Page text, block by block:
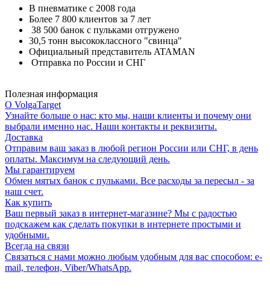
В пневматике с 2008 года
Более 7 800 клиентов за 7 лет
38 500 банок с пульками отгружено
30,5 тонн высококлассного "свинца"
Официальный представитель ATAMAN
Отправка по России и СНГ
Полезная информация
О VolgaTarget
Узнайте больше о нас: кто мы, наши клиенты и почему они
выбрали именно нас. Наши контакты и реквизиты.
Доставка
Отправим ваш заказ в любой регион России или СНГ, в день
оплаты. Максимум на следующий день.
Мы гарантируем
Обмен мятых банок с пульками. Все расходы за пересыл - за
наш счет.
Как купить
Ваш первый заказ в интернет-магазине? Мы с радостью
подскажем как сделать покупки в интернете простыми и
удобными.
Всегда на связи
Связаться с нами можно любым удобным для вас способом: e-
mail, телефон, Viber/WhatsApp.